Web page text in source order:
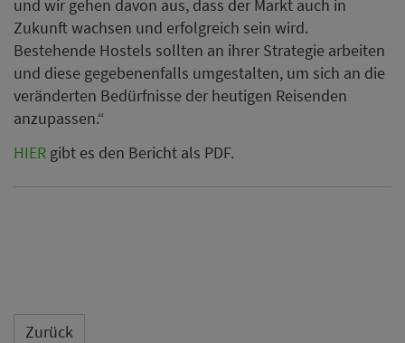
und wir gehen davon aus, dass der Markt auch in
Zukunft wachsen und erfolgreich sein wird.
Bestehende Hostels sollten an ihrer Strategie arbeiten
und diese gegebenenfalls umgestalten, um sich an die
veränderten Bedürfnisse der heutigen Reisenden
anzupassen.“
HIER gibt es den Bericht als PDF.
Zurück